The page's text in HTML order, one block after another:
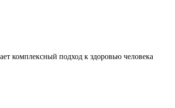
комплексный подход к здоровью человека